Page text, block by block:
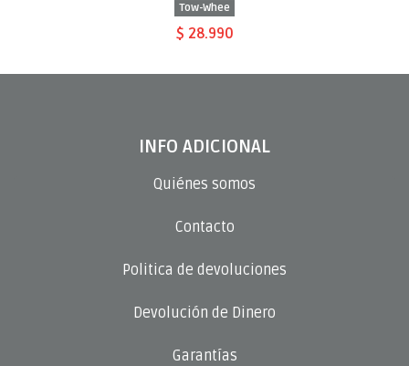
Tow-Whee
$ 28.990
INFO ADICIONAL
Quiénes somos
Contacto
Politica de devoluciones
Devolución de Dinero
Garantías